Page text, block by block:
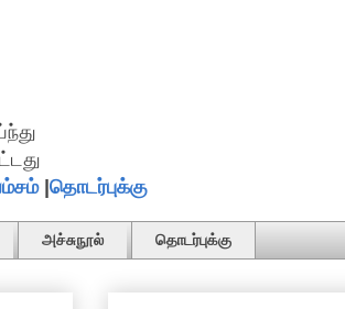
| தொடர்புக்கு
அச்சுநூல் தொடர்புக்கு